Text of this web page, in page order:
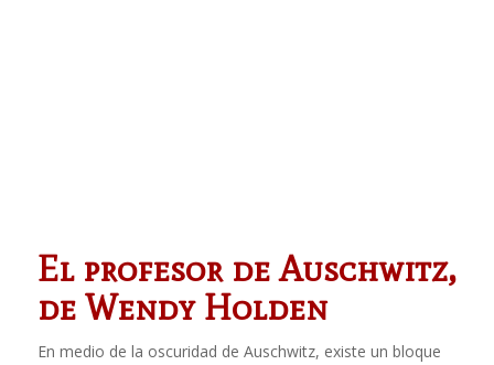
El profesor de Auschwitz,
de Wendy Holden
En medio de la oscuridad de Auschwitz, existe un bloque